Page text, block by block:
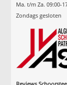
Ma. t/m Za. 09:00-
Zondags gesloten